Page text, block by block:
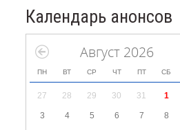
Календарь анонсов
Август 2026
ПН ВТ СР ЧТ ПТ СБ
27 28 29 30 31 1
3 4 5 6 7 8